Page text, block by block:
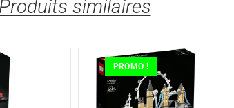
Produits similaires
PROMO !